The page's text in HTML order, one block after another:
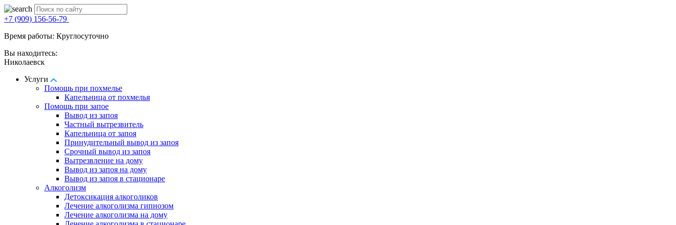
+7 (909) 156-56-79
Время работы: Круглосуточно
Вы находитесь:
Николаевск
Услуги
Помощь при похмелье
Капельница от похмелья
Помощь при запое
Вывод из запоя
Частный вытрезвитель
Капельница от запоя
Принудительный вывод из запоя
Срочный вывод из запоя
Вытрезвление на дому
Вывод из запоя на дому
Вывод из запоя в стационаре
Алкоголизм
Детоксикация алкоголиков
Лечение алкоголизма гипнозом
Лечение алкоголизма на дому